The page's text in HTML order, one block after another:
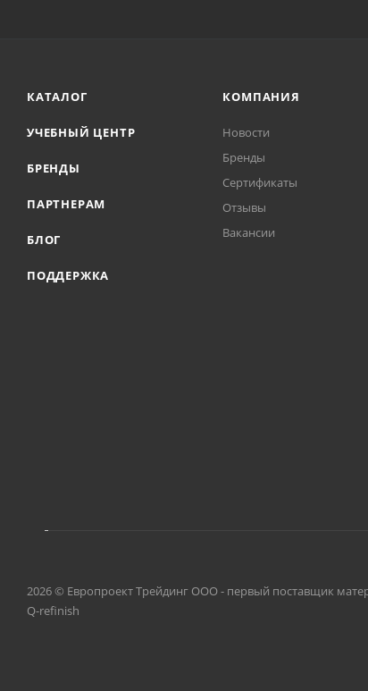
КАТАЛОГ
УЧЕБНЫЙ ЦЕНТР
БРЕНДЫ
ПАРТНЕРАМ
БЛОГ
ПОДДЕРЖКА
КОМПАНИЯ
Новости
Бренды
Сертификаты
Отзывы
Вакансии
2026 © Европроект Tрейдинг ООО - первый поставщик
Q-refinish